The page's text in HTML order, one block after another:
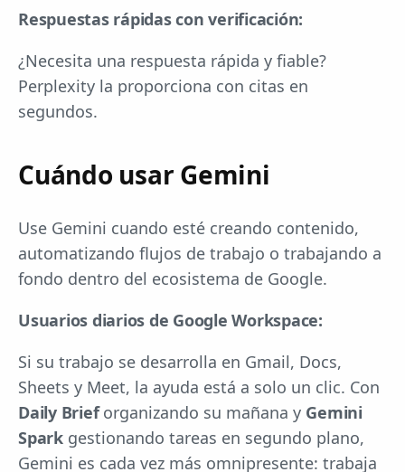
Respuestas rápidas con verificación:
¿Necesita una respuesta rápida y fiable?
Perplexity la proporciona con citas en
segundos.
Cuándo usar Gemini
Use Gemini cuando esté creando contenido,
automatizando flujos de trabajo o trabajando a
fondo dentro del ecosistema de Google.
Usuarios diarios de Google Workspace:
Si su trabajo se desarrolla en Gmail, Docs,
Sheets y Meet, la ayuda está a solo un clic. Con
Daily Brieforganizando su mañana y Gemini
Sparkgestionando tareas en segundo plano,
Gemini es cada vez más omnipresente: trabaja